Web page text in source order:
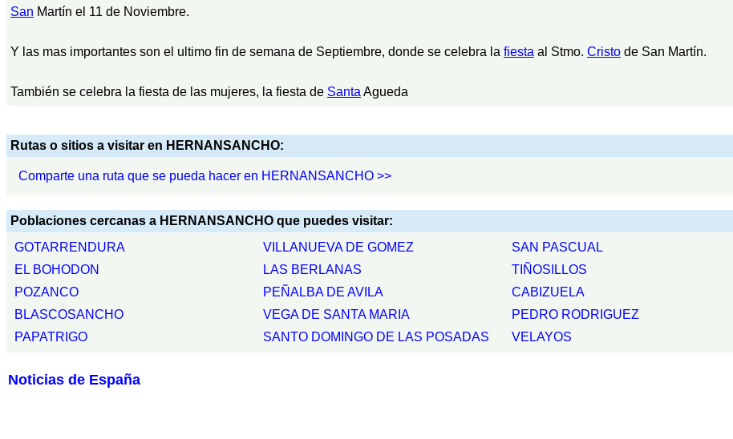
San Martín el 11 de Noviembre.
Y las mas importantes son el ultimo fin de semana de Septiembre, donde se celebra la fiesta al Stmo. Cristo de San Martín.
También se celebra la fiesta de las mujeres, la fiesta de Santa Agueda
Rutas o sitios a visitar en HERNANSANCHO:
Comparte una ruta que se pueda hacer en HERNANSANCHO >>
Poblaciones cercanas a HERNANSANCHO que puedes visitar:
GOTARRENDURA
VILLANUEVA DE GOMEZ SAN PASCUAL
EL BOHODON
LAS BERLANAS TIÑOSILLOS
POZANCO
PEÑALBA DE AVILA CABIZUELA
BLASCOSANCHO
VEGA DE SANTA MARIA PEDRO RODRIGUEZ
PAPATRIGO
SANTO DOMINGO DE LAS POSADAS VELAYOS
Noticias de España